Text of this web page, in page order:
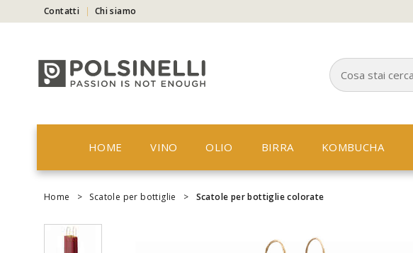
Contatti Chi siamo
HOME VINO OLIO BIRRA KOMBUCHA
Home > Scatole per bottiglie > Scatole per bottiglie colorate